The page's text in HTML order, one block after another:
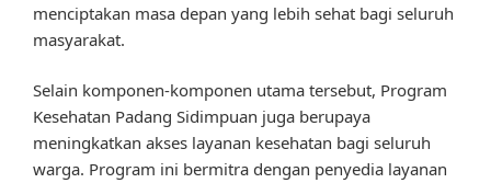
menciptakan masa depan yang lebih sehat bagi seluruh
masyarakat.
Selain komponen-komponen utama tersebut, Program
Kesehatan Padang Sidimpuan juga berupaya
meningkatkan akses layanan kesehatan bagi seluruh
warga. Program ini bermitra dengan penyedia layanan